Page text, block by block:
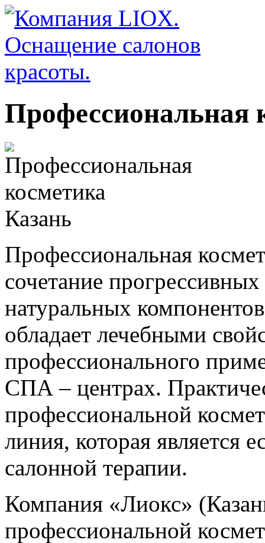
Профессиональная
Профессиональная
сочетание
натуральных
обладает лечебными
профессионального
СПА – центрах.
профессиональной
линия, которая является
салонной терапии.
Компания «Лиокс»
профессиональной